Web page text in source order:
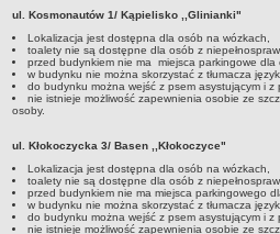
ul. Kosmonautów 1/ Kąpielisko ,,Glinianki"
Lokalizacja jest dostępna dla osób na wózkach,
toalety nie są dostępne dla osób z
przed budynkiem nie ma miejsca parkingowe dla
w budynku nie można skorzystać z tłumacza
do budynku można wejść z psem asystującym i z
nie istnieje możliwość zapewnienia osobie ze
osoby.
ul. Kłokoczycka 3/ Basen ,,Kłokoczyce"
Lokalizacja jest dostępna dla osób na wózkach,
toalety nie są dostępne dla osób z
przed budynkiem nie ma miejsca parkingowego
w budynku nie można skorzystać z tłumacza
do budynku można wejść z psem asystującym i z
nie istnieje możliwość zapewnienia osobie ze